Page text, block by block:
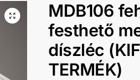
MDB106
festhető
díszléc
TERMÉK)